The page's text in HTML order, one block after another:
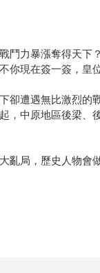
鬥力暴漲奪得天下？
你現在簽一簽，皇
遭遇無比激烈的
，中原地區後梁、
亂局，歷史人物會